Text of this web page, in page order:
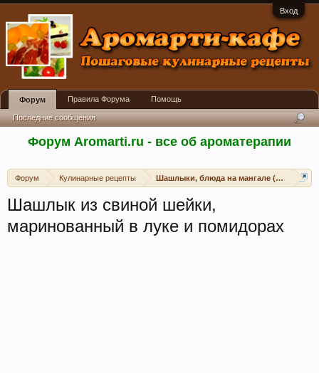
Вход
Форум Aromarti.ru - все об ароматерапии
Форум Кулинарные рецепты Шашлыки, блюда на мангале (открытом
Шашлык из свиной шейки,
маринованный в луке и помидорах
Форум
Последние сообщения
Правила Форума Помощь